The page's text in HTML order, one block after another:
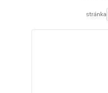
stránka